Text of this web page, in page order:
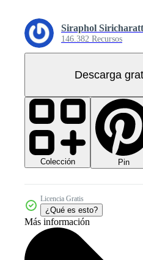
Siraphol
146.382 Recursos
Descarga
Colección Pin
Licencia Gratis
¿Qué es esto?
Más información